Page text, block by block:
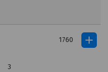
3
1760